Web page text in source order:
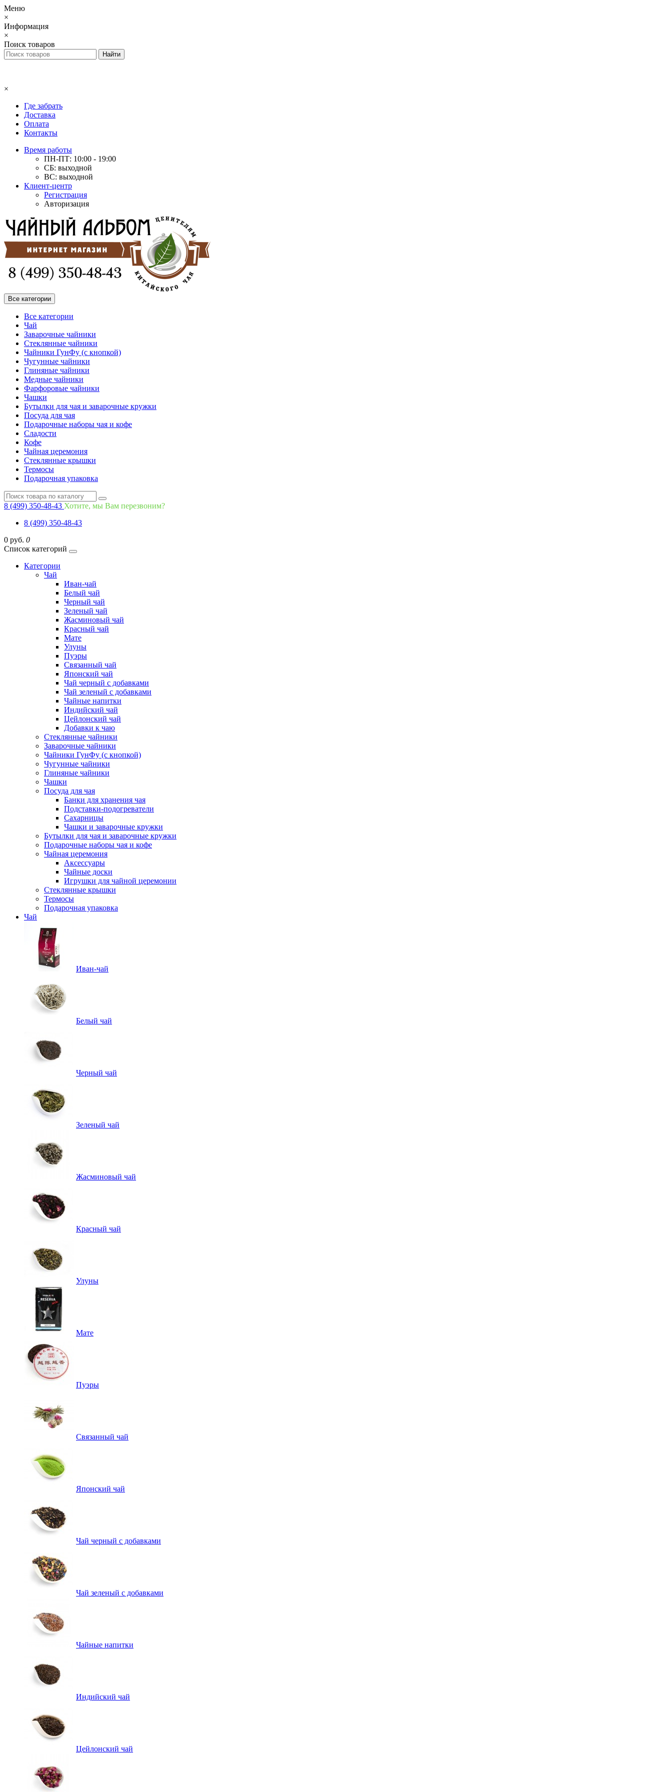
Меню
×
Информация
×
Поиск товаров
×
Где забрать
Доставка
Оплата
Контакты
Время работы
ПН-ПТ: 10:00 - 19:00
СБ: выходной
ВС: выходной
Клиент-центр
Регистрация
Авторизация
Все категории
Все категории
Чай
Заварочные чайники
Стеклянные чайники
Чайники ГунФу (с кнопкой)
Чугунные чайники
Глиняные чайники
Медные чайники
Фарфоровые чайники
Чашки
Бутылки для чая и заварочные кружки
Посуда для чая
Подарочные наборы чая и кофе
Сладости
Кофе
Чайная церемония
Стеклянные крышки
Термосы
Подарочная упаковка
8 (499) 350-48-43 Хотите, мы Вам перезвоним?
8 (499) 350-48-43
0 руб. 0
Список категорий
Категории
Чай
Иван-чай
Белый чай
Черный чай
Зеленый чай
Жасминовый чай
Красный чай
Мате
Улуны
Пуэры
Связанный чай
Японский чай
Чай черный с добавками
Чай зеленый с добавками
Чайные напитки
Индийский чай
Цейлонский чай
Добавки к чаю
Стеклянные чайники
Заварочные чайники
Чайники ГунФу (с кнопкой)
Чугунные чайники
Глиняные чайники
Чашки
Посуда для чая
Банки для хранения чая
Подставки-подогреватели
Сахарницы
Чашки и заварочные кружки
Бутылки для чая и заварочные кружки
Подарочные наборы чая и кофе
Чайная церемония
Аксессуары
Чайные доски
Игрушки для чайной церемонии
Стеклянные крышки
Термосы
Подарочная упаковка
Чай
Иван-чай
Белый чай
Черный чай
Зеленый чай
Жасминовый чай
Красный чай
Улуны
Мате
Пуэры
Связанный чай
Японский чай
Чай черный с добавками
Чай зеленый с добавками
Чайные напитки
Индийский чай
Цейлонский чай